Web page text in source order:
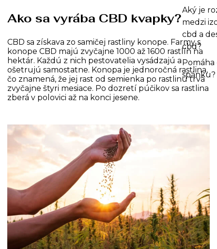
Aký je
medzi
cbd a
cbd?
spánku?
Ako sa vyrába CBD kvapky?
CBD sa získava zo samičej rastliny konope. Farmy s
konope CBD majú zvyčajne 1000 až 1600 rastlín na
hektár. Každú z nich pestovatelia vysádzajú a
ošetrujú samostatne. Konopa je jednoročná rastlina,
čo znamená, že jej rast od semienka po rastlinu trvá
zvyčajne štyri mesiace. Po dozretí púčikov sa rastlina
zberá v polovici až na konci jesene.